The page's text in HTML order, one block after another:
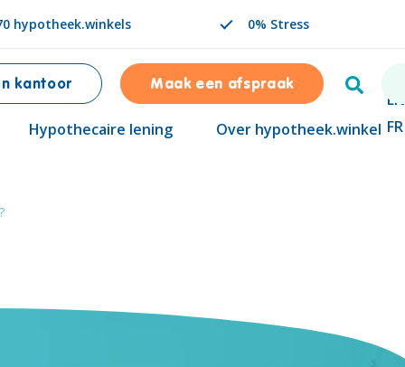
hypotheek.winkels 0% Stress
kantoor Maak een afspraak Zoeken
EN
FR
Hypothecaire lening Over hypotheek.winkel